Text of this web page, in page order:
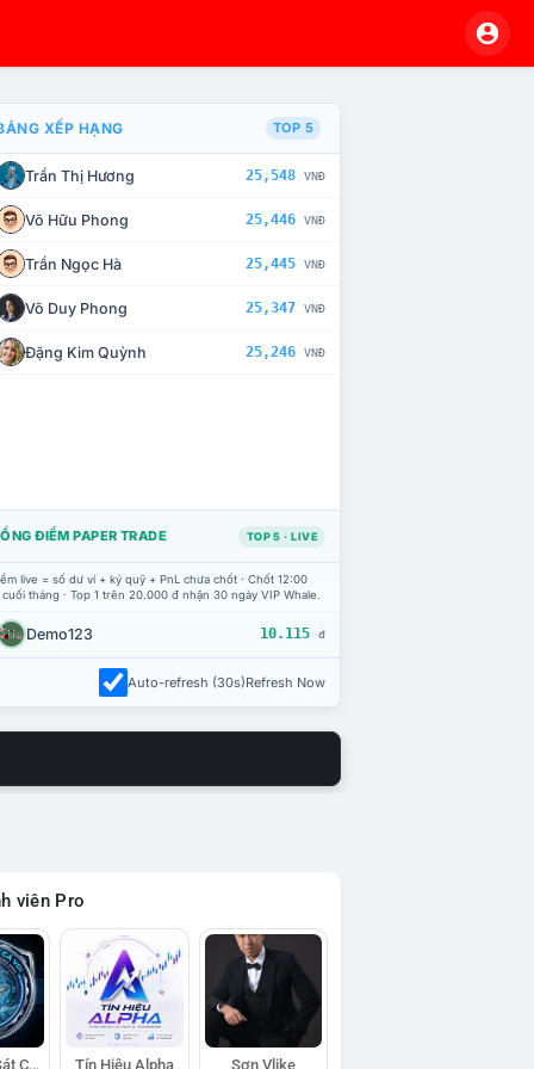
CHẾ TÀI XỬ LÝ VI PHẠM
XẾP HẠNG TOP 5
Trần Thị Hương 25,548 VNĐ
Võ Hữu Phong 25,446 VNĐ
Trần Ngọc Hà 25,445 VNĐ
Võ Duy Phong 25,347 VNĐ
Đặng Kim Quỳnh 25,246 VNĐ
ĐIỂM PAPER TRADE TOP 5 · LIVE
live = số dư ví + ký quỹ + PnL chưa chốt · Chốt 12:00
tháng · Top 1 trên 20.000 đ nhận 30 ngày VIP Whale.
Demo123 10.115 đ
Auto-refresh (30s)Refresh Now
viên Pro
Đội Trinh Sát Cá Voi Tín Hiệu Alpha Sơn Vlike